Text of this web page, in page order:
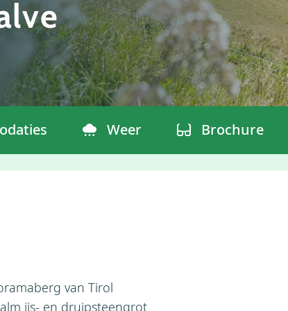
Weer Brochure
van Tirol
ijs- en druipsteengrot